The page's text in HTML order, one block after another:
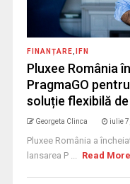
FINANȚARE IFN
Pluxee România
PragmaGO
soluție flexibilă
Georgeta Clinca iulie
Pluxee România a
lansarea P ... Read More